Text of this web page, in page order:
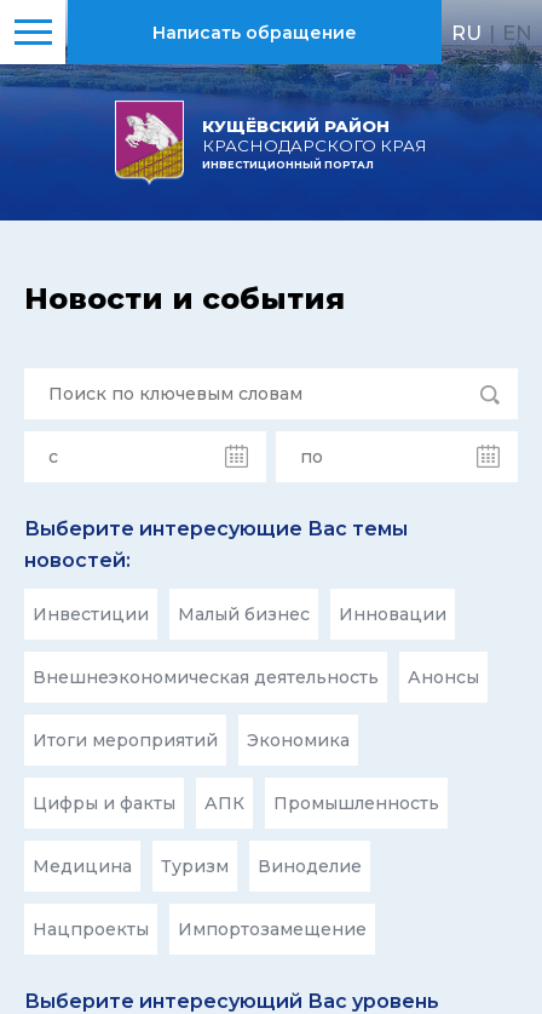
КУЩЁВСКИЙ РАЙОН
КРАСНОДАРСКОГО КРАЯ
ИНВЕСТИЦИОННЫЙ ПОРТАЛ
Написать обращение RU | EN
Новости и события
Выберите интересующие Вас темы
новостей:
Инвестиции Малый бизнес Инновации
Внешнеэкономическая деятельность Анонсы
Итоги мероприятий Экономика
Цифры и факты АПК Промышленность
Медицина Туризм Виноделие
Нацпроекты Импортозамещение
Выберите интересующий Вас уровень